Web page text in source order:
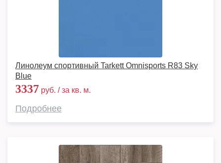
Линолеум спортивный Tarkett Omnisports R83 Sky
Blue
3337 руб. / за кв. м.
Подробнее